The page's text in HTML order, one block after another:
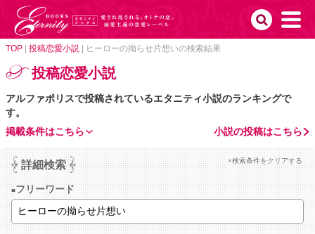
TOP 投稿恋愛小説 ヒーローの拗らせ片想いの検索結果
投稿恋愛小説
アルファポリスで投稿されているエタニティ小説のランキングで
す。
小説の投稿はこちら
掲載条件はこちら
詳細検索 ×検索条件をクリアする
フリーワード